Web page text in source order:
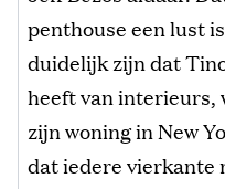
penthouse een lust
duidelijk zijn dat
heeft van interieurs,
zijn woning in New
dat iedere vierkante